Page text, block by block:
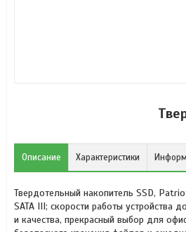
Описание Характеристики
Твердотельный накопитель SSD,
SATA III; скорости работы устройства
и качества, прекрасный выбор для